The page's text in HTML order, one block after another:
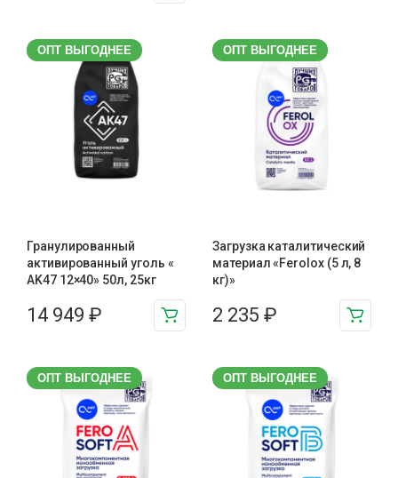
ОПТ ВЫГОДНЕЕ
Гранулированный
активированный уголь «
AK47 12×40» 50л, 25кг
14 949 ₽
ОПТ ВЫГОДНЕЕ
Загрузка каталитический
материал «Ferolox (5 л, 8
кг)»
2 235 ₽
ОПТ ВЫГОДНЕЕ ОПТ ВЫГОДНЕЕ